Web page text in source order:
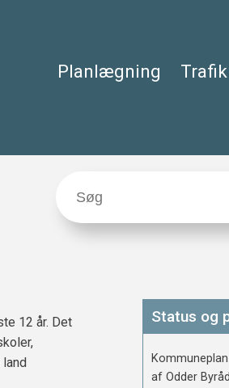
Planlægning Trafik
12 år. Det
Status og
af Odder